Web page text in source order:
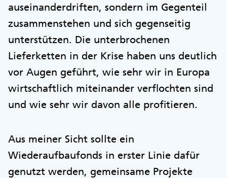
auseinanderdriften, sondern im Gegenteil
zusammenstehen und sich gegenseitig
unterstützen. Die unterbrochenen
Lieferketten in der Krise haben uns deutlich
vor Augen geführt, wie sehr wir in Europa
wirtschaftlich miteinander verflochten sind
und wie sehr wir davon alle profitieren.
Aus meiner Sicht sollte ein
Wiederaufbaufonds in erster Linie dafür
genutzt werden, gemeinsame Projekte